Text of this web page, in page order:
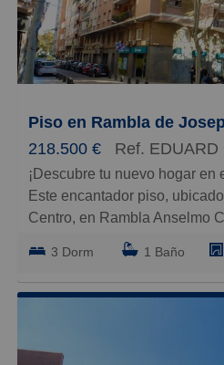
Pequeños
Grandes
218.500 €
Ref. EDUARD
¡Descubre tu nuevo hogar en el corazón de Cornellà!
Este encantador piso,
Centro, en Rambla Anselmo
combinación perfecta de
m² construidos y 68 m² útiles,
habitaciones, dos de ellas
acogedor, perfecto para
3 Dorm 1 Baño